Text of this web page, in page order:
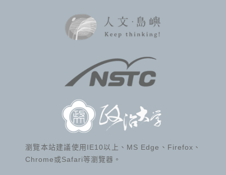
瀏覽本站建議使用IE10以上、MS Edge、Firefox、
Chrome或Safari等瀏覽器。